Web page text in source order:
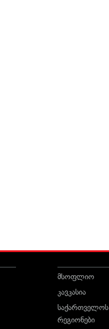
მსოფლიო
კავკასია
საქართველოს
რეგიონები